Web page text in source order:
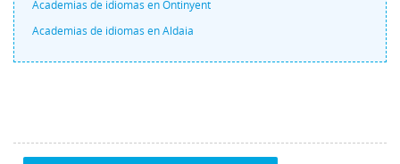
Academias de idiomas en Ontinyent
Academias de idiomas en Aldaia